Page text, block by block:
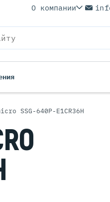
Серверы
(Refurbished)
О компании
SSG-640P-E1CR36H